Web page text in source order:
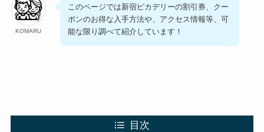
KOMARU
このページでは新宿ピカデリーの割引券、クー
ポンのお得な入手方法や、アクセス情報等、可
能な限り調べて紹介しています！
目次